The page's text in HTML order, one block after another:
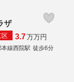
ザ
区 3.7万万円
線西院駅 徒歩6分